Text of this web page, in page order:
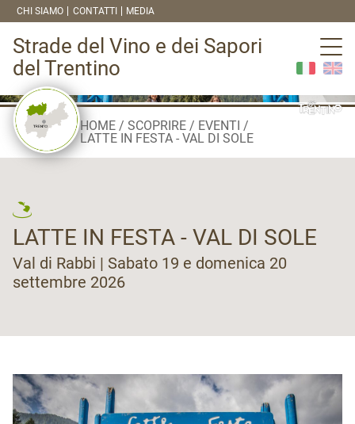
CHI SIAMO CONTATTI MEDIA
Strade del Vino e dei Sapori
del Trentino
HOME SCOPRIRE
EVENTI
LATTE IN FESTA - VAL DI SOLE
LATTE IN FESTA - VAL DI SOLE
Val di Rabbi | Sabato 19 e domenica 20
settembre 2026